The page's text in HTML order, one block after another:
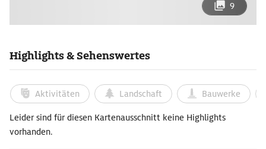
9
Highlights & Sehenswertes
Aktivitäten Landschaft Bauwerke
Leider sind für diesen Kartenausschnitt keine Highlights
vorhanden.